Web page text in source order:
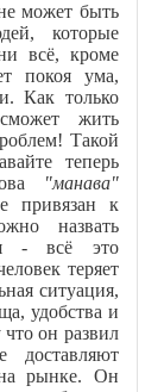
может быть
которые
всё, кроме
покоя ума,
Как только
жить
Такой
теперь
"манава"
привязан к
назвать
- всё это
теряет
ситуация,
удобства и
он развил
доставляют
на рынке. Он